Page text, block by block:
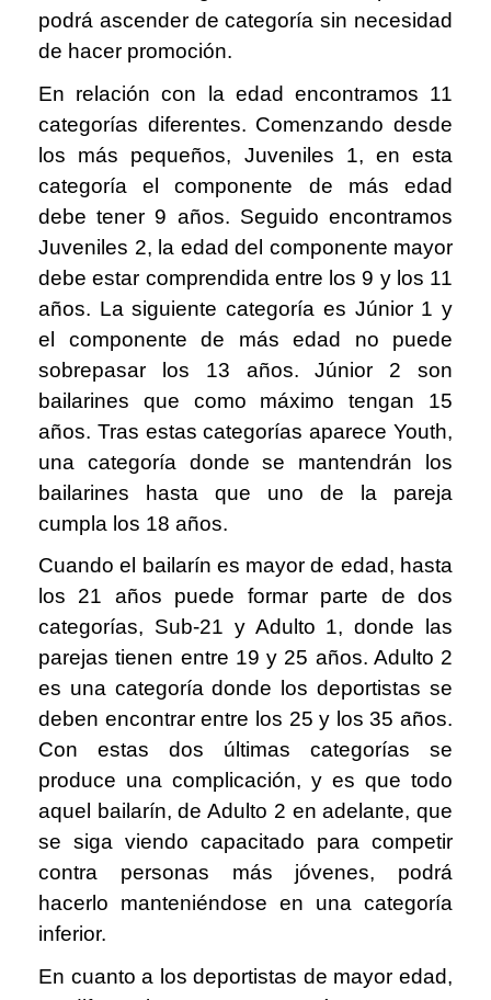
podrá ascender de categoría sin necesidad
de hacer promoción.
En relación con la edad encontramos 11
categorías diferentes. Comenzando desde
los más pequeños, Juveniles 1, en esta
categoría el componente de más edad
debe tener 9 años. Seguido encontramos
Juveniles 2, la edad del componente mayor
debe estar comprendida entre los 9 y los 11
años. La siguiente categoría es Júnior 1 y
el componente de más edad no puede
sobrepasar los 13 años. Júnior 2 son
bailarines que como máximo tengan 15
años. Tras estas categorías aparece Youth,
una categoría donde se mantendrán los
bailarines hasta que uno de la pareja
cumpla los 18 años.
Cuando el bailarín es mayor de edad, hasta
los 21 años puede formar parte de dos
categorías, Sub-21 y Adulto 1, donde las
parejas tienen entre 19 y 25 años. Adulto 2
es una categoría donde los deportistas se
deben encontrar entre los 25 y los 35 años.
Con estas dos últimas categorías se
produce una complicación, y es que todo
aquel bailarín, de Adulto 2 en adelante, que
se siga viendo capacitado para competir
contra personas más jóvenes, podrá
hacerlo manteniéndose en una categoría
inferior.
En cuanto a los deportistas de mayor edad,